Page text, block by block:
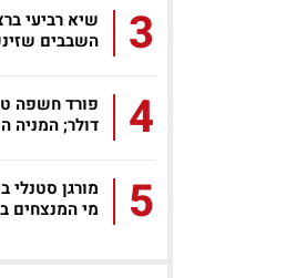
3
שיא רביעי
השבבים שזינקה 414%
4
דולר; המניה
5
מי המנצחים